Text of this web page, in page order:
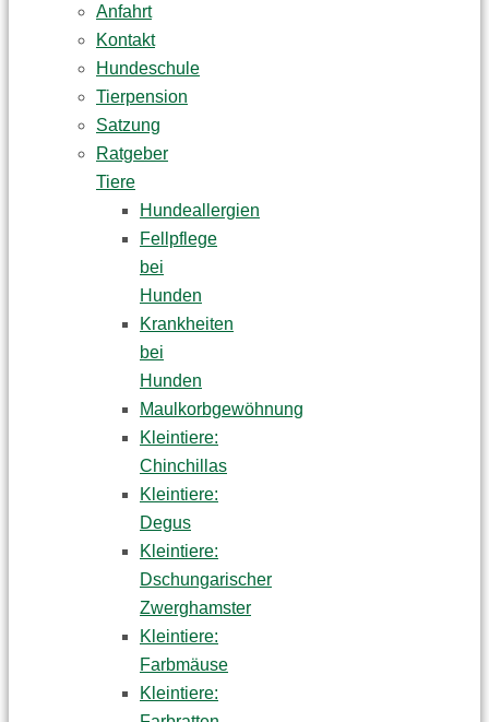
Anfahrt
Kontakt
Hundeschule
Tierpension
Satzung
Ratgeber
Tiere
Hundeallergien
Fellpflege
bei
Hunden
Krankheiten
bei
Hunden
Maulkorbgewöhnung
Kleintiere:
Chinchillas
Kleintiere:
Degus
Kleintiere:
Dschungarischer
Zwerghamster
Kleintiere:
Farbmäuse
Kleintiere: